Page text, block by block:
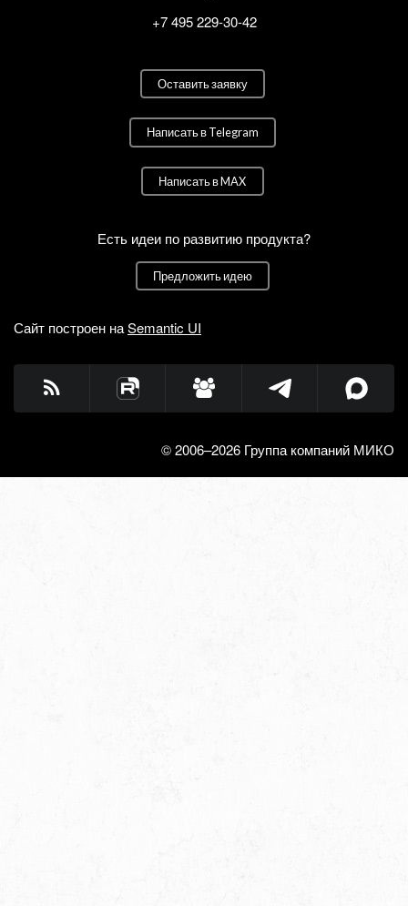
+7 495 229-30-42
Оставить заявку
Написать в Telegram
Написать в MAX
Есть идеи по развитию продукта?
Предложить идею
Сайт построен наSemantic UI
© 2006–2026 Группа компаний МИКО